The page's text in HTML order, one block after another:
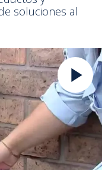
soluciones al